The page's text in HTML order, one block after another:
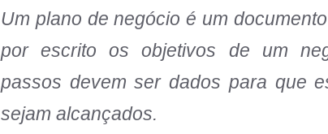
Um plano de negócio é um
por escrito os objetivos de um
passos devem ser dados para que
sejam alcançados.